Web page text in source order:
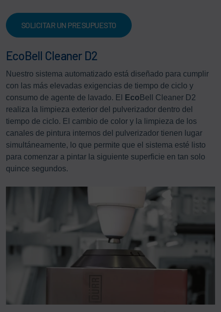
SOLICITAR UN PRESUPUESTO
EcoBell Cleaner D2
Nuestro sistema automatizado está diseñado para cumplir
con las más elevadas exigencias de tiempo de ciclo y
consumo de agente de lavado. El
Eco Bell Cleaner D2
realiza la limpieza exterior del pulverizador dentro del
tiempo de ciclo. El cambio de color y la limpieza de los
canales de pintura internos del pulverizador tienen lugar
simultáneamente, lo que permite que el sistema esté listo
para comenzar a pintar la siguiente superficie en tan solo
quince segundos.